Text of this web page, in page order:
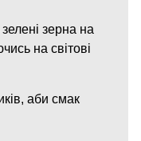
зерна на
на світові
аби смак